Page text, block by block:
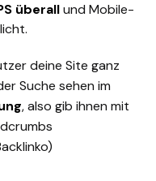
überallund Mobile-
deine Site ganz
Suche sehen im
, also gib ihnen mit